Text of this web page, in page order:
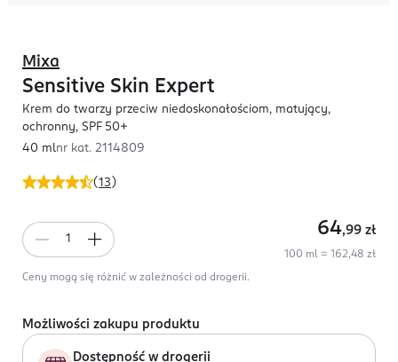
(13 )
Mixa
Sensitive Skin Expert
Krem do twarzy przeciw niedoskonałościom, matujący,
ochronny, SPF 50+
40 mlnr kat. 2114809
64,99 zł
100 ml = 162,48 zł
Ceny mogą się różnić w zależności od drogerii.
Możliwości zakupu produktu
Dostępność w drogerii